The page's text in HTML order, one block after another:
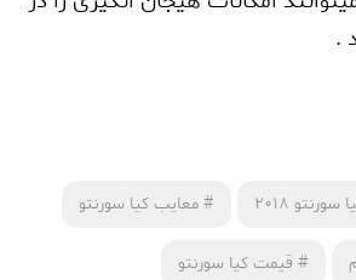
.
سورنتو 2018 #معایب کیا سورنتو
# قیمت کیا سورنتو